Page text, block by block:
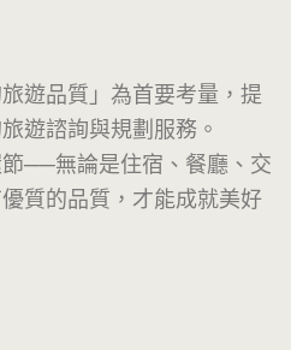
遊品質」為首要考量，提
遊諮詢與規劃服務。
──無論是住宿、餐廳、交
質的品質，才能成就美好